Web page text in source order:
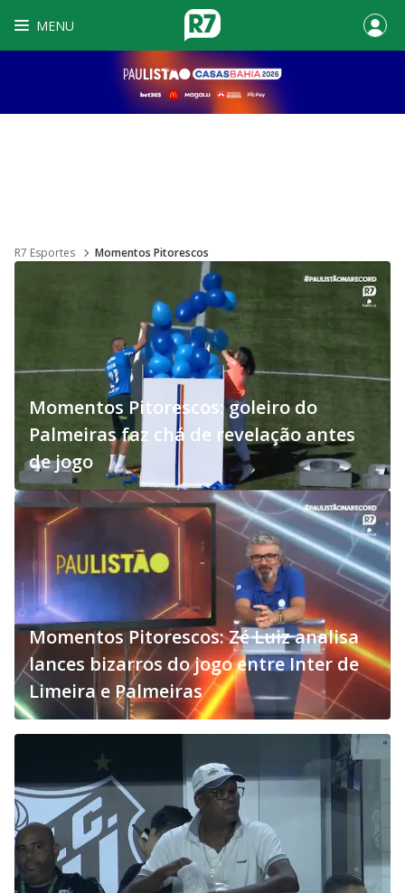
MENU
R7 Esportes Momentos Pitorescos
Momentos Pitorescos: goleiro do
Palmeiras faz chá de revelação antes
de jogo
Momentos Pitorescos: Zé Luiz analisa
lances bizarros do jogo entre Inter de
Limeira e Palmeiras